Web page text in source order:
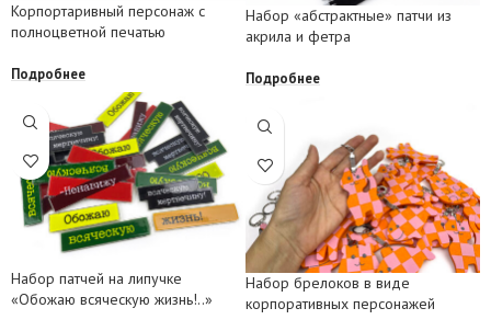
Корпортаривный персонаж с
полноцветной печатью
Подробнее
Набор «абстрактные» патчи из
акрила и фетра
Подробнее
Набор патчей на липучке
«Обожаю всяческую жизнь!..»
Набор брелоков в виде
корпоративных персонажей